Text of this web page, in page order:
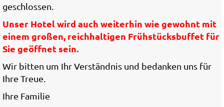
geschlossen.
Unser Hotel wird auch weiterhin wie gewohnt mit
einem großen, reichhaltigen Frühstücksbuffet für
Sie geöffnet sein.
Wir bitten um Ihr Verständnis und bedanken uns für
Ihre Treue.
Ihre Familie